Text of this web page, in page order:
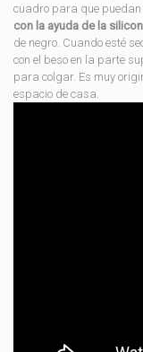
cuadro para que puedan
con la ayuda de la
de negro. Cuando esté
con el beso en la parte
para colgar. Es muy
espacio de casa.